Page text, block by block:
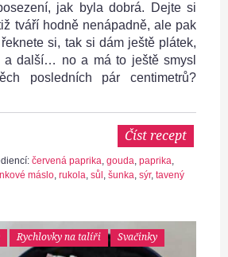
jak byla dobrá. Dejte si
tváří hodně nenápadně, ale pak
si, tak si dám ještě plátek,
a další… no a má to ještě smysl
posledních pár centimetrů?
Číst recept
červená paprika, gouda, paprika,
máslo, rukola, sůl , šunka, sýr, tavený
Rychlovky na talíři Svačinky